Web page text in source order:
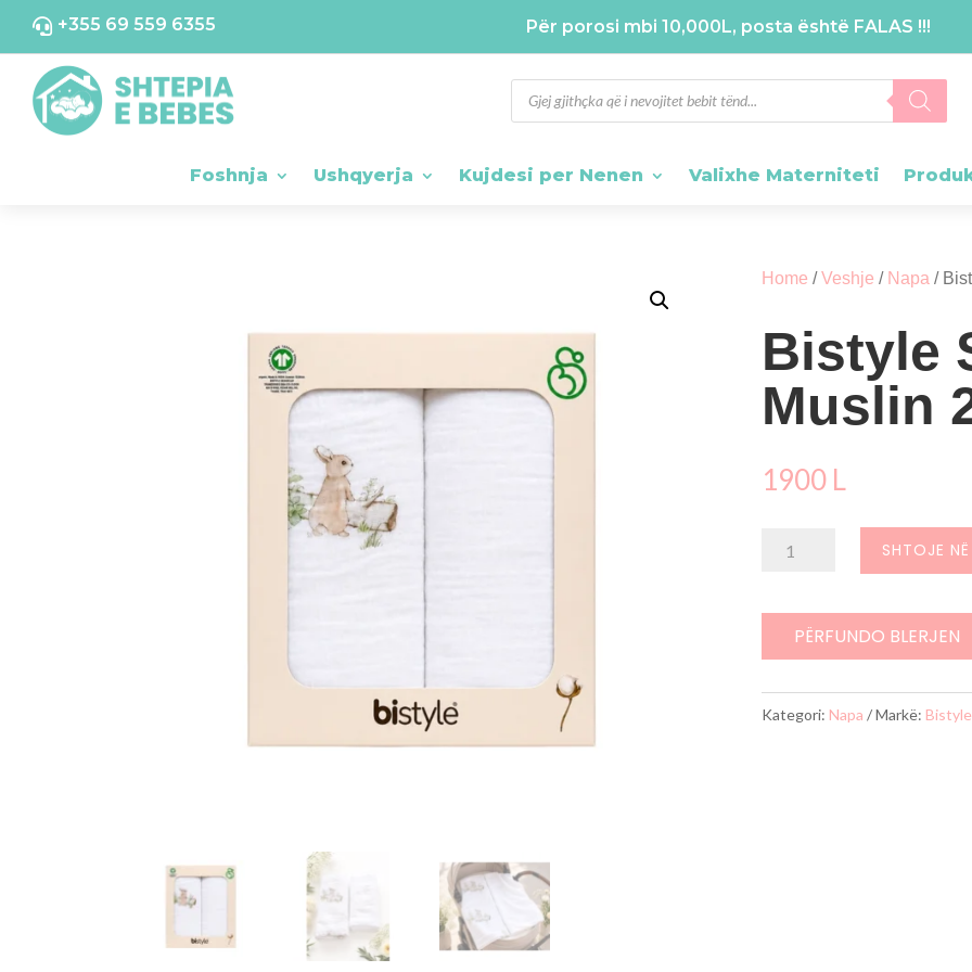
 +355 69 559 6355 Për porosi mbi 10,000L, posta është FALAS !!!
Products
search
Foshnja Ushqyerja Kujdesi per Nenen Valixhe Materniteti
Home /Veshje / Napa /
Bistyle
Muslin
1900 L
Napash
Muslin
2
Copë
SHTOJE
PËRFUNDO BLERJEN
Kategori: Napa Markë: Bistyle